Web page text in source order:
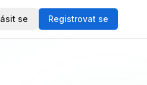
se Registrovat se